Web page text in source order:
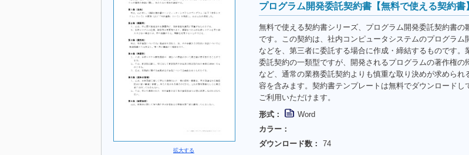
拡大する
プログラム開発委託契約書【無料で使える契約書
無料で使える契約書シリーズ、プログラム開発委託契約書の
です。この契約は、社内コンピュータシステムのプログラム
などを、第三者に委託する場合に作成・締結するものです。
委託契約の一類型ですが、開発されるプログラムの著作権の
など、通常の業務委託契約よりも慎重な取り決めが求められ
容を含みます。契約書テンプレートは無料でダウンロードし
ご利用いただけます。
形式：
Word
カラー：
ダウンロード数：
74